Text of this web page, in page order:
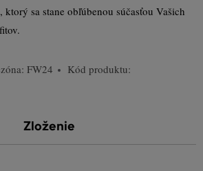
sa stane obľúbenou súčasťou Vašich
FW24
Kód produktu:
Zloženie